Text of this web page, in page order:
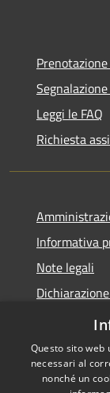
Leggi le FAQ
Richiesta
Informativa
Note legali
Obiettivi di
Questo sito web
necessari al
nonché un